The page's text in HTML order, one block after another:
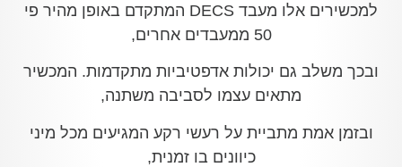
למכשירים אלו מעבד DECS המתקדם באופן מהיר פי
50 ממעבדים אחרים,
ובכך משלב גם יכולות אדפטיביות מתקדמות. המכשיר
מתאים עצמו לסביבה משתנה,
ובזמן אמת מתביית על רעשי רקע המגיעים מכל מיני
כיוונים בו זמנית,